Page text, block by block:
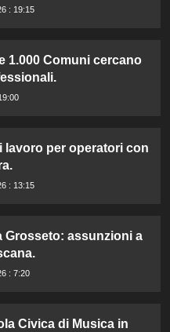
: 19:15
1.000 Comuni cercano
lavoro per operatori con
: 13:15
assunzioni a
: 7:20
Civica di Musica in